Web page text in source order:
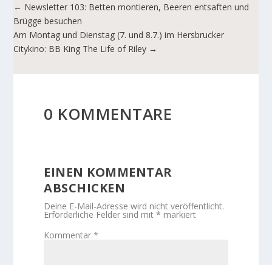
← Newsletter 103: Betten montieren, Beeren entsaften und
Brügge besuchen
Am Montag und Dienstag (7. und 8.7.) im Hersbrucker
Citykino: BB King The Life of Riley →
0 KOMMENTARE
EINEN KOMMENTAR
ABSCHICKEN
Deine E-Mail-Adresse wird nicht veröffentlicht.
Erforderliche Felder sind mit* markiert
Kommentar*